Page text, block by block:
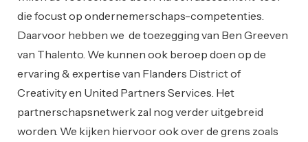
die focust op ondernemerschaps-competenties.
Daarvoor hebben we de toezegging van Ben Greeven
van Thalento. We kunnen ook beroep doen op de
ervaring & expertise van Flanders District of
Creativity en United Partners Services. Het
partnerschapsnetwerk zal nog verder uitgebreid
worden. We kijken hiervoor ook over de grens zoals